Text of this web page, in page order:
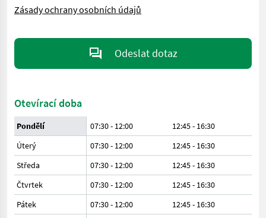
Zásady ochrany osobních údajů
Odeslat dotaz
Otevírací doba
Pondělí 07:30 - 12:00
12:45 - 16:30
Úterý
07:30 - 12:00
12:45 - 16:30
Středa
07:30 - 12:00
12:45 - 16:30
Čtvrtek
07:30 - 12:00
12:45 - 16:30
Pátek
07:30 - 12:00
12:45 - 16:30